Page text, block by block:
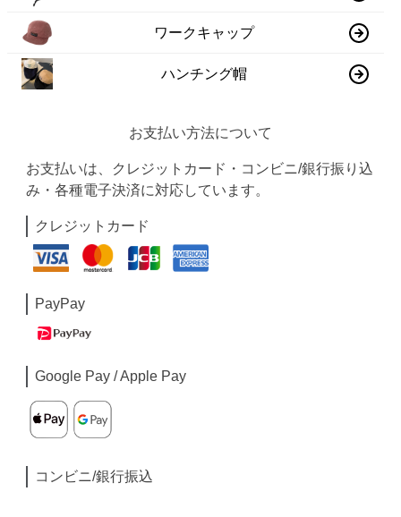
ワークキャップ
ハンチング帽
お支払い方法について
お支払いは、クレジットカード・コンビニ/銀行振り込
み・各種電子決済に対応しています。
クレジットカード
PayPay
Google Pay / Apple Pay
コンビニ/銀行振込